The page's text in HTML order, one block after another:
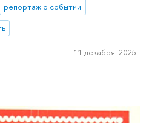
репортаж о событии
11 декабря 2025